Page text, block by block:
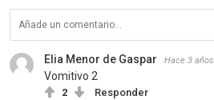
Elia Menor de Gaspar Hace 3 años
Vomitivo 2
2 Responder